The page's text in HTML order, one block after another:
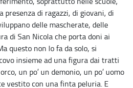
di ragazzi, di giovani, di
delle mascherate, delle
di San Nicola che porta doni ai
questo non lo fa da solo, si
insieme ad una figura dai tratti
un po’ un demonio, un po’ uomo
vestito con una finta peluria. E